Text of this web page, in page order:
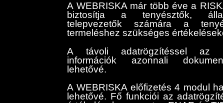
A WEBRISKA már több éve a
biztosítja a tenyésztők,
telepvezetők számára a
termeléshez szükséges
A távoli adatrögzítéssel az
információk azonnali
lehetővé.
A WEBRISKA előfizetés 4 modul
lehetővé. Fő funkciói az